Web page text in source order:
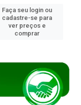
Faça seu login ou
cadastre-se para
ver preços e
comprar